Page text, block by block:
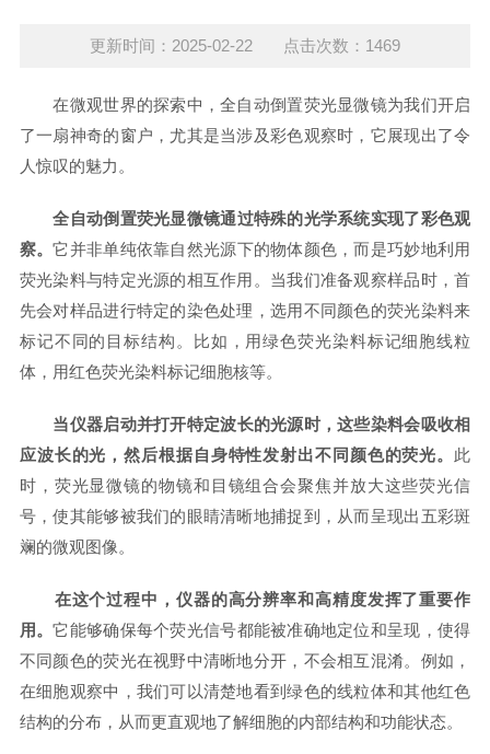
更新时间：2025-02-22 点击次数：1469
在微观世界的探索中，全自动倒置荧光显微镜为我们开启
了一扇神奇的窗户，尤其是当涉及彩色观察时，它展现出了令
人惊叹的魅力。
全自动倒置荧光显微镜通过特殊的光学系统实现了彩色观
察。它并非单纯依靠自然光源下的物体颜色，而是巧妙地利用
荧光染料与特定光源的相互作用。当我们准备观察样品时，首
先会对样品进行特定的染色处理，选用不同颜色的荧光染料来
标记不同的目标结构。比如，用绿色荧光染料标记细胞线粒
体，用红色荧光染料标记细胞核等。
当仪器启动并打开特定波长的光源时，这些染料会吸收相
应波长的光，然后根据自身特性发射出不同颜色的荧光。 此
时，荧光显微镜的物镜和目镜组合会聚焦并放大这些荧光信
号，使其能够被我们的眼睛清晰地捕捉到，从而呈现出五彩斑
斓的微观图像。
在这个过程中，仪器的高分辨率和高精度发挥了重要作
用。它能够确保每个荧光信号都能被准确地定位和呈现，使得
不同颜色的荧光在视野中清晰地分开，不会相互混淆。例如，
在细胞观察中，我们可以清楚地看到绿色的线粒体和其他红色
结构的分布，从而更直观地了解细胞的内部结构和功能状态。